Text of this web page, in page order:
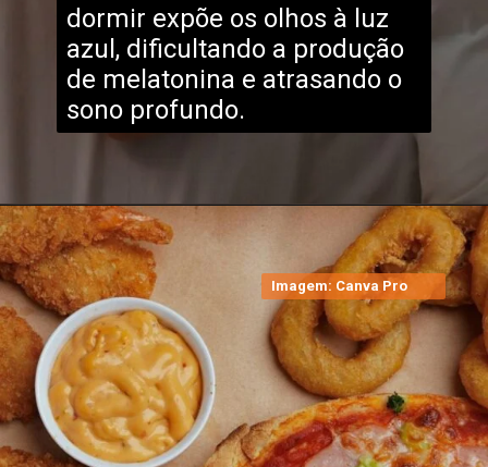
dormir expõe os olhos à luz
azul, dificultando a produção
de melatonina e atrasando o
sono profundo.
Imagem: Canva Pro